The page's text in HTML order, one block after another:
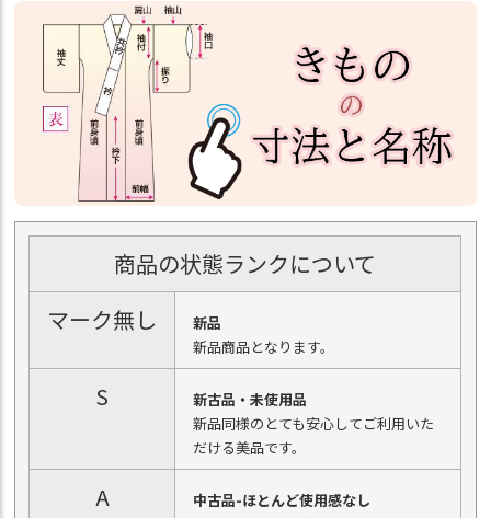
商品の状態ランクについて
マーク無し
新品
新品商品となります。
S
新古品・未使用品
新品同様のとても安心してご利用いた
だける美品です。
A
中古品-ほとんど使用感なし